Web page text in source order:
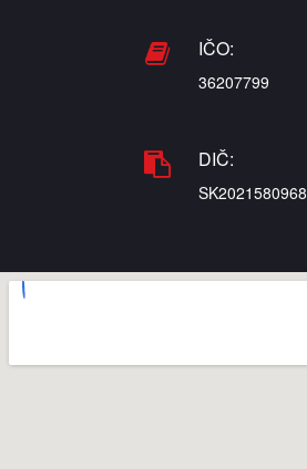
IČO:
36207799
DIČ:
SK2021580968